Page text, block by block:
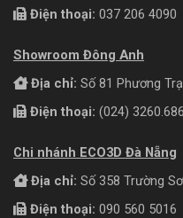
Điện thoại: 037 206 4090
Showroom Đông Anh
Địa chỉ: Số 81 Phương
Điện thoại: (024)
Chi nhánh ECO3D Đà Nẵng
Địa chỉ: Số 358 Trường
Điện thoại: 090 560 5016